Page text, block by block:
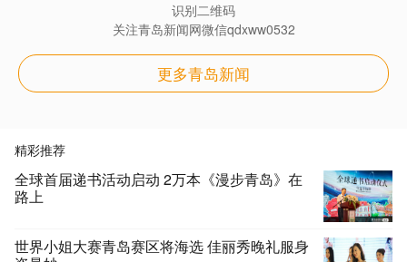
识别二维码
关注青岛新闻网微信qdxww0532
更多青岛新闻
精彩推荐
全球首届递书活动启动 2万本《漫步青岛》在
路上
世界小姐大赛青岛赛区将海选 佳丽秀晚礼服身